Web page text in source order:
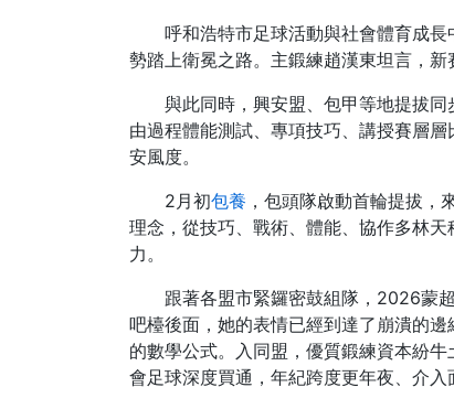
呼和浩特市足球活動與社會體育成
勢踏上衛冕之路。主鍛練趙漢東坦言，
與此同時，興安盟、包甲等地提拔
由過程體能測試、專項技巧、講授賽層
安風度。
2月初包養 ，包頭隊啟動首輪提拔，
理念，從技巧、戰術、體能、協作多林
力。
跟著各盟市緊鑼密鼓組隊，2026蒙
吧檯後面，她的表情已經到達了崩潰的邊
的數學公式。入同盟，優質鍛練資本紛
會足球深度買通，年紀跨度更年夜、介